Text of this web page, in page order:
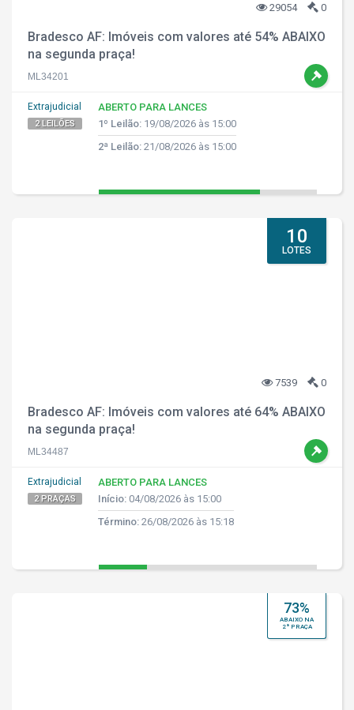
29054 0
Bradesco AF: Imóveis com valores até 54% ABAIXO
na segunda praça!
ML34201
Extrajudicial
2 LEILÕES
ABERTO PARA LANCES
1º Leilão: 19/08/2026 às 15:00
2ª Leilão: 21/08/2026 às 15:00
10
LOTES
7539 0
Bradesco AF: Imóveis com valores até 64% ABAIXO
na segunda praça!
ML34487
Extrajudicial
2 PRAÇAS
ABERTO PARA LANCES
Início: 04/08/2026 às 15:00
Término: 26/08/2026 às 15:18
73%
ABAIXO NA
2ª PRAÇA